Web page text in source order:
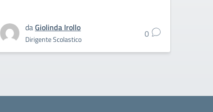
daGiolinda Irollo
Dirigente Scolastico 0